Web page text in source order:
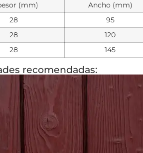
(mm)
Ancho (mm)
28
95
28
120
28
145
recomendadas: